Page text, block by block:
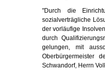
"Durch die
sozialverträgliche
der vorläufige
durch
gelungen, mit
Oberbürgermeister
Schwandorf, Herrn